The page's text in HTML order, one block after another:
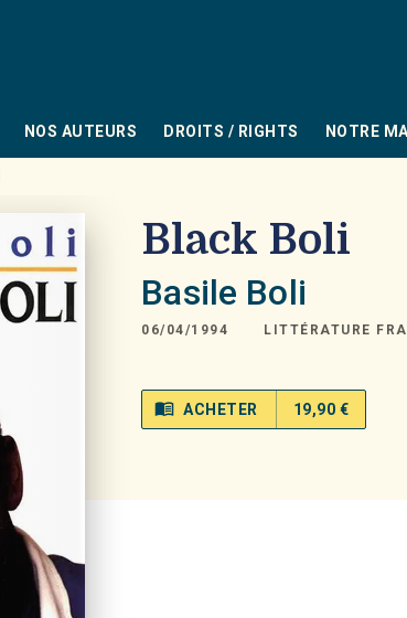
NOS AUTEURS DROITS / RIGHTS NOTRE
Black Boli
Basile Boli
06/04/1994 LITTÉRATURE
menu_book ACHETER 19,90 €